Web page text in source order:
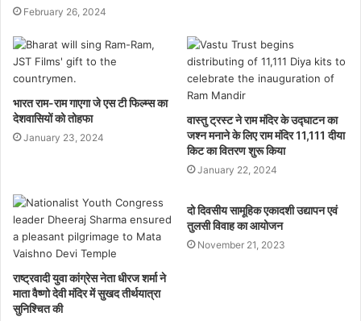
February 26, 2024
भारत राम-राम गाएगा जे एस टी फिल्म्स का
देशवासियों को तोहफा
January 23, 2024
वास्तु ट्रस्ट ने राम मंदिर के उद्घाटन का
जश्न मनाने के लिए राम मंदिर 11,111 दीया
किट का वितरण शुरू किया
January 22, 2024
राष्ट्रवादी युवा कांग्रेस नेता धीरज शर्मा ने
माता वैष्णो देवी मंदिर में सुखद तीर्थयात्रा
सुनिश्चित की
दो दिवसीय सामूहिक एकादशी उद्यापन एवं
तुलसी विवाह का आयोजन
November 21, 2023